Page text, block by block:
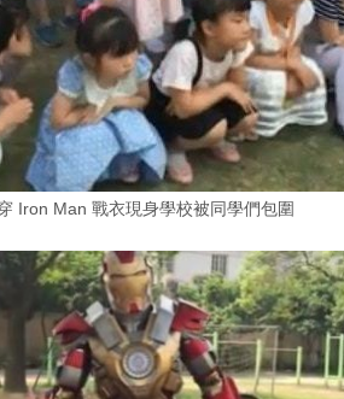
Iron Man 戰衣現身學校被同學們包圍